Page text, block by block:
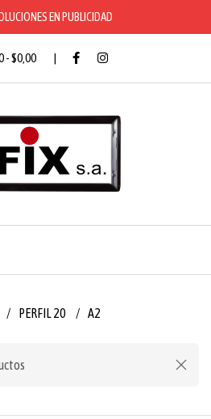
EN PUBLICIDAD
-$0,00
PERFIL 20 A2